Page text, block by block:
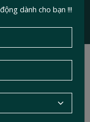
dựng nửa
đoán
nghiệm xây nhà
(thép, bê tông, cát)
Chủ đầu tư quản trị
dành cho bạn !!!